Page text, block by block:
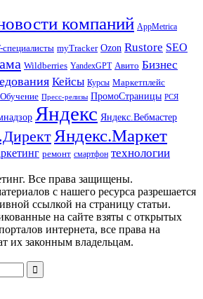
компаний AppMetrica
специалисты myTracker Ozon Rustore SEO
Wildberries YandexGPT Авито Бизнес
Кейсы Курсы Маркетплейс
Обучение Пресс-релизы ПромоСтраницы РСЯ
Яндекс Яндекс.Вебмастер
Яндекс.Маркет
ремонт смартфон технологии
Все права защищены.
с нашего ресурса разрешается
ссылкой на страницу статьи.
на сайте взяты с открытых
интернета, все права на
их законным владельцам.